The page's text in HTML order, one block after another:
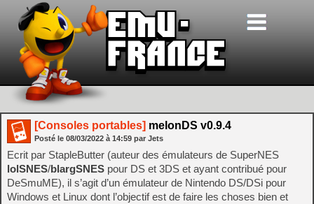
[Consoles portables] melonDS v0.9.4
Posté le 08/03/2022 à 14:59 par Jets
Ecrit par StapleButter (auteur des émulateurs de SuperNES
lolSNES/blargSNES pour DS et 3DS et ayant contribué pour
DeSmuME), il s’agit d’un émulateur de Nintendo DS/DSi pour
Windows et Linux dont l’objectif est de faire les choses bien et